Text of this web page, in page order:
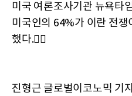
미국 여론조사기관 뉴욕타
미국인의 64%가 이란 전
했다.
진형근 글로벌이코노믹